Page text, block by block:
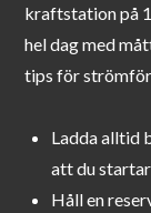
kraftstation på
hel dag med
tips för
Ladda alltid
att du
Håll en